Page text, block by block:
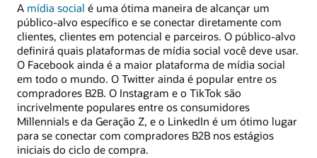
A mídia social é uma ótima maneira de alcançar um
público-alvo específico e se conectar diretamente com
clientes, clientes em potencial e parceiros. O público-alvo
definirá quais plataformas de mídia social você deve usar.
O Facebook ainda é a maior plataforma de mídia social
em todo o mundo. O Twitter ainda é popular entre os
compradores B2B. O Instagram e o TikTok são
incrivelmente populares entre os consumidores
Millennials e da Geração Z, e o LinkedIn é um ótimo lugar
para se conectar com compradores B2B nos estágios
iniciais do ciclo de compra.